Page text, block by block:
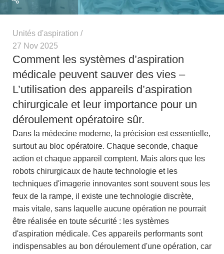
Unités d'aspiration
27 Nov 2025
Comment les systèmes d’aspiration
médicale peuvent sauver des vies –
L’utilisation des appareils d’aspiration
chirurgicale et leur importance pour un
déroulement opératoire sûr.
Dans la médecine moderne, la précision est essentielle,
surtout au bloc opératoire. Chaque seconde, chaque
action et chaque appareil comptent. Mais alors que les
robots chirurgicaux de haute technologie et les
techniques d'imagerie innovantes sont souvent sous les
feux de la rampe, il existe une technologie discrète,
mais vitale, sans laquelle aucune opération ne pourrait
être réalisée en toute sécurité : les systèmes
d'aspiration médicale. Ces appareils performants sont
indispensables au bon déroulement d'une opération, car